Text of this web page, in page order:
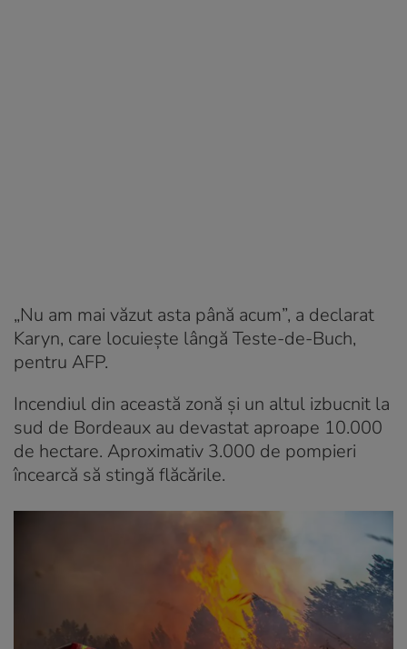
„Nu am mai văzut asta până acum”, a declarat
Karyn, care locuiește lângă Teste-de-Buch,
pentru AFP.
Incendiul din această zonă și un altul izbucnit la
sud de Bordeaux au devastat aproape 10.000
de hectare. Aproximativ 3.000 de pompieri
încearcă să stingă flăcările.